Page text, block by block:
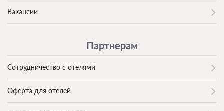
Вакансии
Партнерам
Сотрудничество с отелями
Оферта для отелей